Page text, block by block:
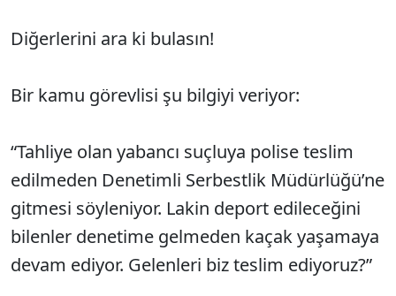
Diğerlerini ara ki bulasın!
Bir kamu görevlisi şu bilgiyi veriyor:
“Tahliye olan yabancı suçluya polise teslim
edilmeden Denetimli Serbestlik Müdürlüğü’ne
gitmesi söyleniyor. Lakin deport edileceğini
bilenler denetime gelmeden kaçak yaşamaya
devam ediyor. Gelenleri biz teslim ediyoruz?”